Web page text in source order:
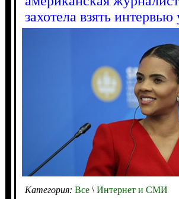
захотела взять
Категория: Все\Интернет и СМИ